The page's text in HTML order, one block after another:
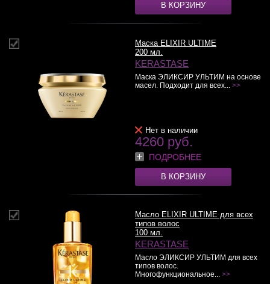
В КОРЗИНУ
Маска ELIXIR ULTIME
200 мл.
KERASTASE
Маска ЭЛИКСИР УЛЬТИМ на основе
масел. Подходит для всех... >>
Нет в наличии
4260 руб.
ПОДРОБНЕЕ
В КОРЗИНУ
Масло ELIXIR ULTIME для всех
типов волос
100 мл.
KERASTASE
Масло ЭЛИКСИР УЛЬТИМ для всех
типов волос.
Многофункциональное... >>